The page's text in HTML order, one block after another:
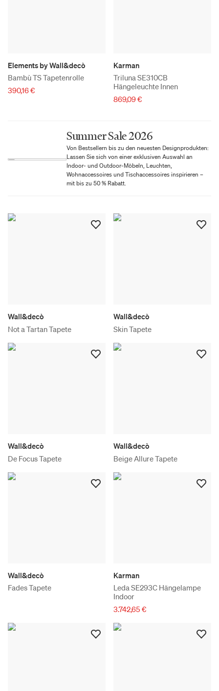
Elements by Wall&decò
Bambù TS Tapetenrolle
390,16 €
Karman
Triluna SE310CB
Hängeleuchte Innen
869,09 €
Summer Sale 2026
Von Bestsellern bis zu den neuesten Designprodukten:
Lassen Sie sich von einer exklusiven Auswahl an
Indoor- und Outdoor-Möbeln, Leuchten,
Wohnaccessoires und Tischaccessoires inspirieren –
mit bis zu 50 % Rabatt.
Wall&decò
Not a Tartan Tapete
Wall&decò
Skin Tapete
Wall&decò
De Focus Tapete
Wall&decò
Beige Allure Tapete
Wall&decò
Fades Tapete
Karman
Leda SE293C Hängelampe
Indoor
3.742,65 €